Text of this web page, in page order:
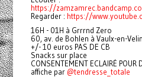
https://
Regarder : https://
16H - 01H à Grrrnd Zero
60, av. de Bohlen à Vaulx-en-Velin
+/- 10 euros PAS DE CB
Snacks sur place
CONSENTEMENT ECLAIRÉ POUR
affiche par @tendresse_totale